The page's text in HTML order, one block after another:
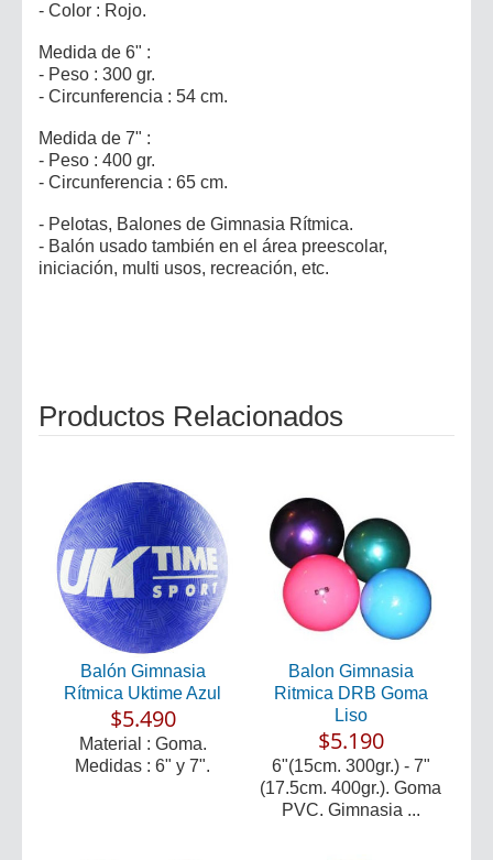
- Color : Rojo.
Medida de 6" :
- Peso : 300 gr.
- Circunferencia : 54 cm.
Medida de 7" :
- Peso : 400 gr.
- Circunferencia : 65 cm.
- Pelotas, Balones de Gimnasia Rítmica.
- Balón usado también en el área preescolar,
iniciación, multi usos, recreación, etc.
Productos Relacionados
Balón Gimnasia
Rítmica Uktime Azul
$5.490
Material : Goma.
Medidas : 6" y 7".
Balon Gimnasia
Ritmica DRB Goma
Liso
$5.190
6"(15cm. 300gr.) - 7"
(17.5cm. 400gr.). Goma
PVC. Gimnasia ...